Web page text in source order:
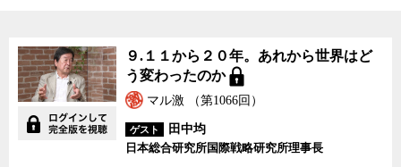
９.１１から２０年。あれから世界はど
う変わったのか
マル激 （第1066回）
ゲスト
田中均
日本総合研究所国際戦略研究所理事長